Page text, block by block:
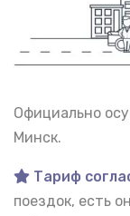
Официально
Минск.
Тариф
поездок, есть